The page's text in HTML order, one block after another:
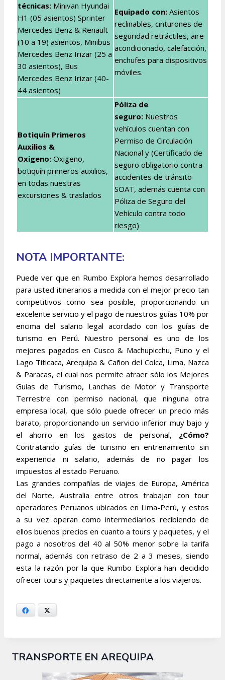
técnicas: Minivan Hyundai
H1 (05 asientos) Sprinter
Mercedes Benz & Renault
(10 a 19) asientos, Minibus
Mercedes Benz Irizar (25 a
30 asientos), Bus
Mercedes Benz Irizar (40-
44 asientos)
Equipado con: Asientos
reclinables, cinturones de
seguridad retráctiles, aire
acondicionado, calefacción,
enchufes para dispositivos
móviles.
Botiquín Primeros
Auxilios &
Oxigeno: Oxigeno,
botiquín primeros auxilios,
en todas nuestras
excursiones & traslados
Póliza de
seguro: Nuestros
vehículos cuentan con
Permiso de Circulación
Nacional y (Certificado de
seguro obligatorio contra
accidentes de tránsito
SOAT, además cuenta con
Póliza de Seguro del
Vehículo contra todo
riesgo)
NOTA IMPORTANTE:
Puede ver que en Rumbo Explora hemos desarrollado
para usted itinerarios a medida con el mejor precio tan
competitivos como sea posible, proporcionando un
excelente servicio y el pago de nuestros guías 10% por
encima del salario legal acordado con los guías de
turismo en Perú. Nuestro personal es uno de los
mejores pagados en Cusco & Machupicchu, Puno y el
Lago Titicaca, Arequipa & Cañon del Colca, Lima, Nazca
& Paracas, el cual nos permite atraer sólo los Mejores
Guías de Turismo, Lanchas de Motor y Transporte
Terrestre con permiso nacional, que ninguna otra
empresa local, que sólo puede ofrecer un precio más
barato, proporcionando un servicio inferior muy bajo y
el ahorro en los gastos de personal, ¿Cómo?
Contratando guías de turismo en entrenamiento sin
experiencia ni salario, además de no pagar los
impuestos al estado Peruano.
Las grandes compañías de viajes de Europa, América
del Norte, Australia entre otros trabajan con tour
operadores Peruanos ubicados en Lima-Perú, y estos
a su vez operan como intermediarios recibiendo de
ellos buenos precios en cuanto a tours y paquetes, y el
pago a nosotros del 40 al 50% menor sobre la tarifa
normal, además con retraso de 2 a 3 meses, siendo
esta la razón por la que Rumbo Explora han decidido
ofrecer tours y paquetes directamente a los viajeros.
Facebook
TRANSPORTE EN AREQUIPA